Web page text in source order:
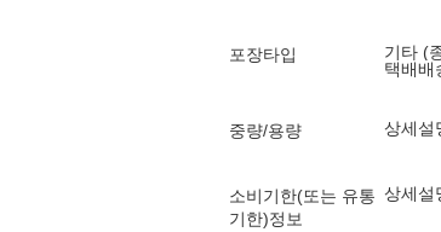
포장타입
기타 (
택배배
중량/용량 상세설
소비기한(또는 유통
기한)정보
상세설